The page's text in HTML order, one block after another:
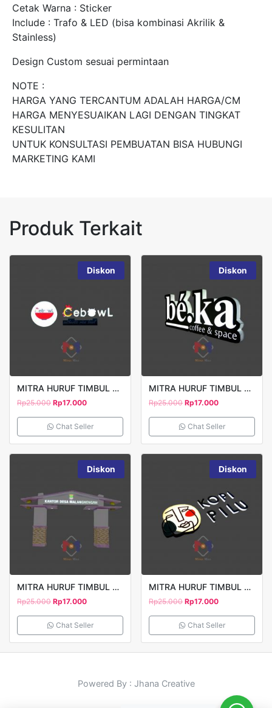
Cetak Warna : Sticker
Include : Trafo & LED (bisa kombinasi Akrilik &
Stainless)
Design Custom sesuai permintaan
NOTE :
HARGA YANG TERCANTUM ADALAH HARGA/CM
HARGA MENYESUAIKAN LAGI DENGAN TINGKAT
KESULITAN
UNTUK KONSULTASI PEMBUATAN BISA HUBUNGI
MARKETING KAMI
Produk Terkait
Diskon
MITRA HURUF TIMBUL CEBOWL
Rp25.000 Rp17.000
Chat Seller
Diskon
MITRA HURUF TIMBUL BEKA
Rp25.000 Rp17.000
Chat Seller
Diskon
MITRA HURUF TIMBUL KANTOR DESA
Rp25.000 Rp17.000
Chat Seller
Diskon
MITRA HURUF TIMBUL KOPI PILU 2
Rp25.000 Rp17.000
Chat Seller
Powered By : Jhana Creative